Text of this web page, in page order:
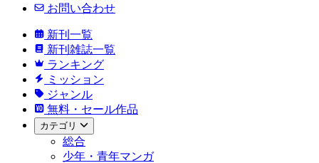
お問い合わせ
新刊一覧
新刊雑誌一覧
ランキング
ミッション
ジャンル
無料・セール作品
カテゴリ
総合
少年・青年マンガ